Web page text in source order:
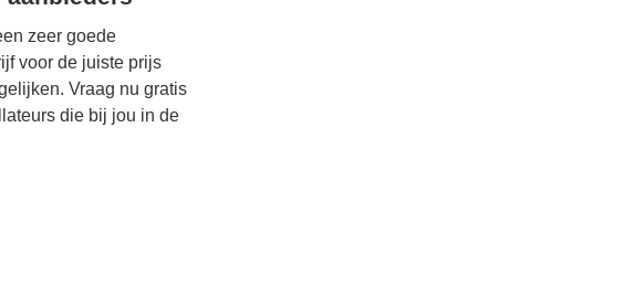
zeer goede
voor de juiste prijs
Vraag nu gratis
die bij jou in de